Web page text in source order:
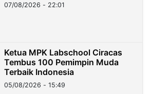
07/08/2026 - 22:01
Ketua MPK Labschool Ciracas
Tembus 100 Pemimpin Muda
Terbaik Indonesia
05/08/2026 - 15:49